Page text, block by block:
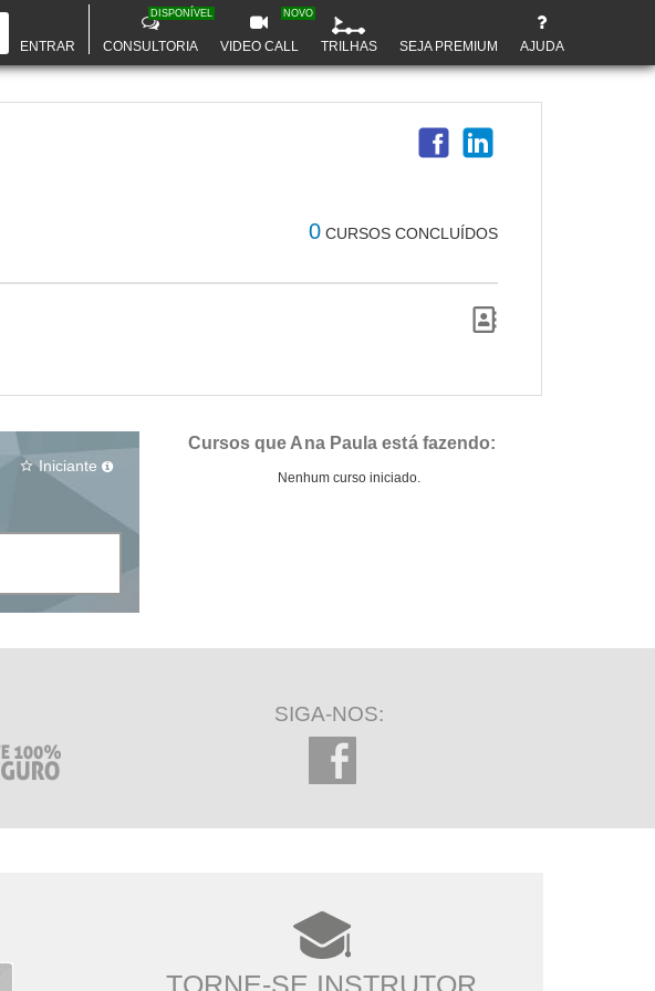
ENTRAR CONSULTORIA
DISPONÍVEL
VIDEO CALL
NOVO
TRILHAS SEJA PREMIUM AJUDA
0 CURSOS CONCLUÍDOS
star_border Iniciante
Cursos que Ana Paula está fazendo:
Nenhum curso iniciado.
SIGA-NOS:
TORNE-SE INSTRUTOR